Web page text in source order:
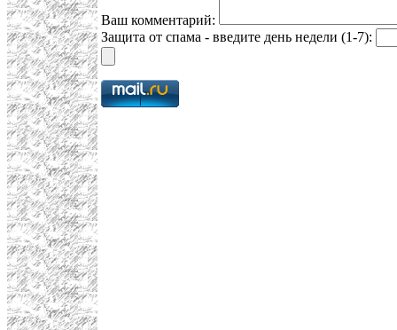
Ваш комментарий:
Защита от спама - введите день недели (1-7):